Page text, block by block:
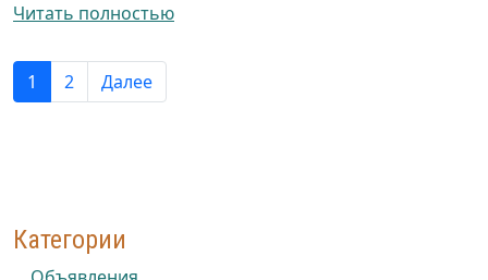
Читать полностью
1 2 Далее
Категории